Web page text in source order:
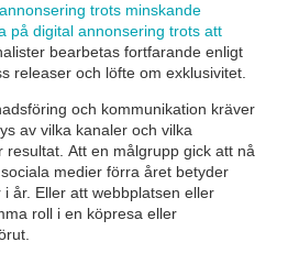
trots minskande
på digital annonsering trots att
bearbetas fortfarande enligt
releaser och löfte om exklusivitet.
och kommunikation kräver
av vilka kanaler och vilka
resultat. Att en målgrupp gick att nå
medier förra året betyder
år. Eller att webbplatsen eller
roll i en köpresa eller